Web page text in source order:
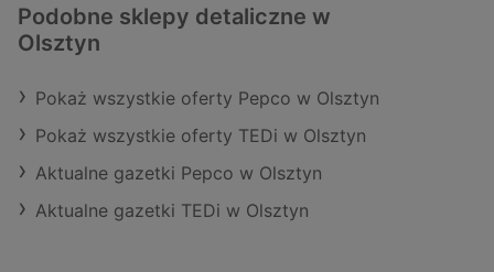
Podobne sklepy detaliczne w
Olsztyn
Pokaż wszystkie oferty Pepco w Olsztyn
Pokaż wszystkie oferty TEDi w Olsztyn
Aktualne gazetki Pepco w Olsztyn
Aktualne gazetki TEDi w Olsztyn